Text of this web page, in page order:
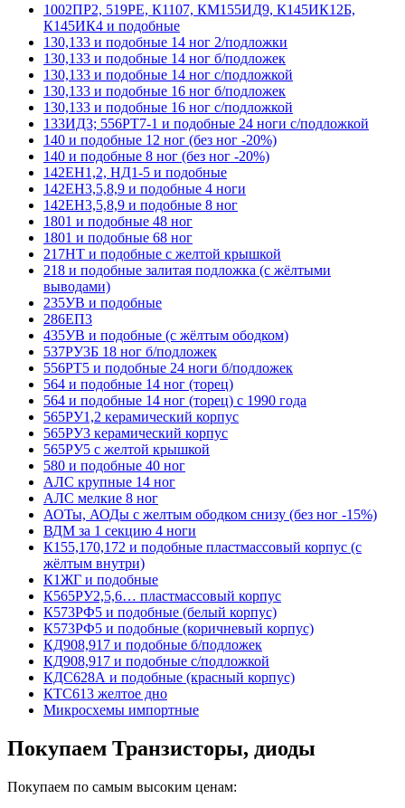
1002ПР2, 519РЕ, К1107, КМ155ИД9, К145ИК12Б,
К145ИК4 и подобные
130,133 и подобные 14 ног 2/подложки
130,133 и подобные 14 ног б/подложек
130,133 и подобные 14 ног с/подложкой
130,133 и подобные 16 ног б/подложек
130,133 и подобные 16 ног с/подложкой
133ИД3; 556РТ7-1 и подобные 24 ноги с/подложкой
140 и подобные 12 ног (без ног -20%)
140 и подобные 8 ног (без ног -20%)
142ЕН1,2, НД1-5 и подобные
142ЕН3,5,8,9 и подобные 4 ноги
142ЕН3,5,8,9 и подобные 8 ног
1801 и подобные 48 ног
1801 и подобные 68 ног
217НТ и подобные с желтой крышкой
218 и подобные залитая подложка (с жёлтыми
выводами)
235УВ и подобные
286ЕП3
435УВ и подобные (с жёлтым ободком)
537РУ3Б 18 ног б/подложек
556РТ5 и подобные 24 ноги б/подложек
564 и подобные 14 ног (торец)
564 и подобные 14 ног (торец) с 1990 года
565РУ1,2 керамический корпус
565РУ3 керамический корпус
565РУ5 с желтой крышкой
580 и подобные 40 ног
АЛС крупные 14 ног
АЛС мелкие 8 ног
АОТы, АОДы с желтым ободком снизу (без ног -15%)
ВДМ за 1 секцию 4 ноги
К155,170,172 и подобные пластмассовый корпус (с
жёлтым внутри)
К1ЖГ и подобные
К565РУ2,5,6… пластмассовый корпус
К573РФ5 и подобные (белый корпус)
К573РФ5 и подобные (коричневый корпус)
КД908,917 и подобные б/подложек
КД908,917 и подобные с/подложкой
КДС628А и подобные (красный корпус)
КТС613 желтое дно
Микросхемы импортные
Покупаем Транзисторы, диоды
Покупаем по самым высоким ценам: